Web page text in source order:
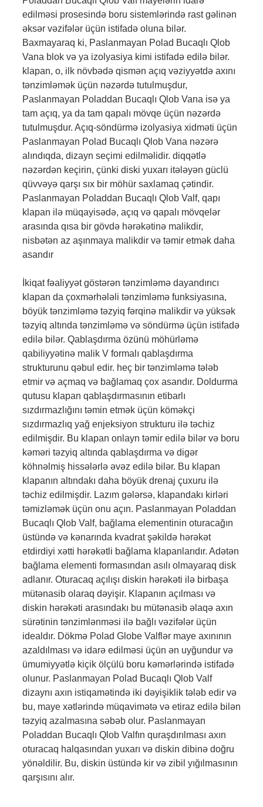
edilməsi prosesində boru sistemlərində rast gəlinən
əksər vəzifələr üçün istifadə oluna bilər.
Baxmayaraq ki, Paslanmayan Polad Bucaqlı Qlob
Vana blok və ya izolyasiya kimi istifadə edilə bilər.
klapan, o, ilk növbədə qismən açıq vəziyyətdə axını
tənzimləmək üçün nəzərdə tutulmuşdur,
Paslanmayan Poladdan Bucaqlı Qlob Vana isə ya
tam açıq, ya da tam qapalı mövqe üçün nəzərdə
tutulmuşdur. Açıq-söndürmə izolyasiya xidməti üçün
Paslanmayan Polad Bucaqlı Qlob Vana nəzərə
alındıqda, dizayn seçimi edilməlidir. diqqətlə
nəzərdən keçirin, çünki diski yuxarı itələyən güclü
qüvvəyə qarşı sıx bir möhür saxlamaq çətindir.
Paslanmayan Poladdan Bucaqlı Qlob Valf, qapı
klapan ilə müqayisədə, açıq və qapalı mövqelər
arasında qısa bir gövdə hərəkətinə malikdir,
nisbətən az aşınmaya malikdir və təmir etmək daha
asandır
İkiqat fəaliyyət göstərən tənzimləmə dayandırıcı
klapan da çoxmərhələli tənzimləmə funksiyasına,
böyük tənzimləmə təzyiq fərqinə malikdir və yüksək
təzyiq altında tənzimləmə və söndürmə üçün istifadə
edilə bilər. Qablaşdırma özünü möhürləmə
qabiliyyətinə malik V formalı qablaşdırma
strukturunu qəbul edir. heç bir tənzimləmə tələb
etmir və açmaq və bağlamaq çox asandır. Doldurma
qutusu klapan qablaşdırmasının etibarlı
sızdırmazlığını təmin etmək üçün köməkçi
sızdırmazlıq yağ enjeksiyon strukturu ilə təchiz
edilmişdir. Bu klapan onlayn təmir edilə bilər və boru
kəməri təzyiq altında qablaşdırma və digər
köhnəlmiş hissələrlə əvəz edilə bilər. Bu klapan
klapanın altındakı daha böyük drenaj çuxuru ilə
təchiz edilmişdir. Lazım gələrsə, klapandakı kirləri
təmizləmək üçün onu açın. Paslanmayan Poladdan
Bucaqlı Qlob Valf, bağlama elementinin oturacağın
üstündə və kənarında kvadrat şəkildə hərəkət
etdirdiyi xətti hərəkətli bağlama klapanlarıdır. Adətən
bağlama elementi formasından asılı olmayaraq disk
adlanır. Oturacaq açılışı diskin hərəkəti ilə birbaşa
mütənasib olaraq dəyişir. Klapanın açılması və
diskin hərəkəti arasındakı bu mütənasib əlaqə axın
sürətinin tənzimlənməsi ilə bağlı vəzifələr üçün
idealdır. Dökmə Polad Globe Valflər maye axınının
azaldılması və idarə edilməsi üçün ən uyğundur və
ümumiyyətlə kiçik ölçülü boru kəmərlərində istifadə
olunur. Paslanmayan Polad Bucaqlı Qlob Valf
dizaynı axın istiqamətində iki dəyişiklik tələb edir və
bu, maye xətlərində müqavimətə və etiraz edilə bilən
təzyiq azalmasına səbəb olur. Paslanmayan
Poladdan Bucaqlı Qlob Valfın quraşdırılması axın
oturacaq halqasından yuxarı və diskin dibinə doğru
yönəldilir. Bu, diskin üstündə kir və zibil yığılmasının
qarşısını alır.